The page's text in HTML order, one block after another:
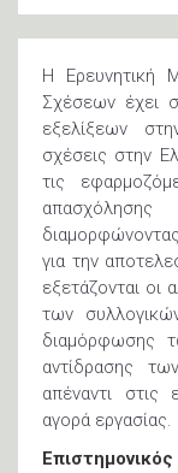
Η Ερευνητική
Σχέσεων έχει
εξελίξεων
σχέσεις στην
τις
απασχόλησης
για την
εξετάζονται οι
των
διαμόρφωσης
αντίδρασης
απέναντι
αγορά εργασίας.